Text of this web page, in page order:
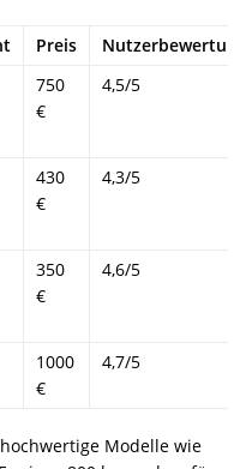
Preis
Nutzerbewertung
750
€
4,5/5
430
€
4,3/5
350
€
4,6/5
1000
€
4,7/5
Modelle wie